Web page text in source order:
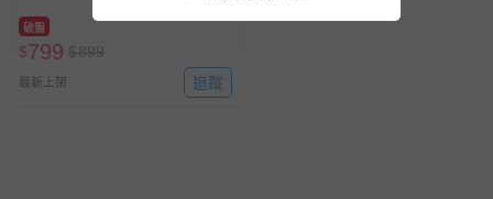
破盤
$799 $899
最新上架 追蹤